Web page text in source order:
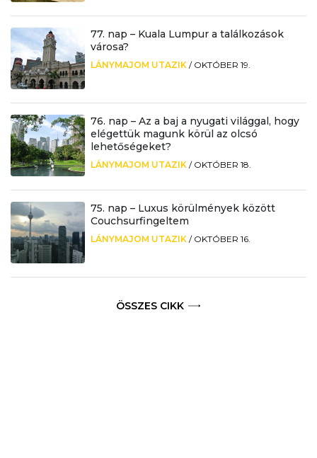
77. nap – Kuala Lumpur a találkozások
városa?
LÁNYMAJOM UTAZIK / OKTÓBER 19.
76. nap – Az a baj a nyugati világgal, hogy
elégettük magunk körül az olcsó
lehetőségeket?
LÁNYMAJOM UTAZIK / OKTÓBER 18.
75. nap – Luxus körülmények között
Couchsurfingeltem
LÁNYMAJOM UTAZIK / OKTÓBER 16.
ÖSSZES CIKK